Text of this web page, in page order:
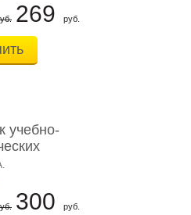
269 руб.
учебно-
по кур ...
300 руб.